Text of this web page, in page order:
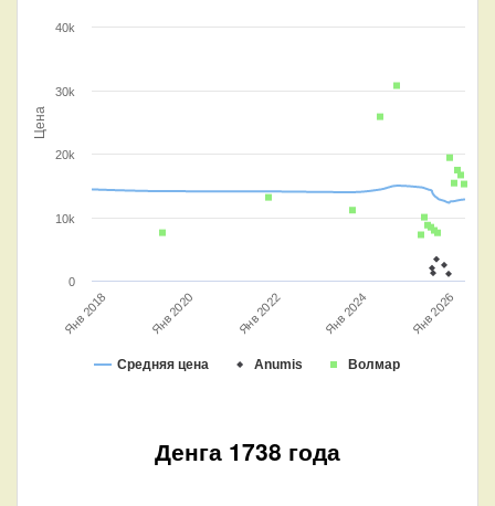
Цена
Средняя цена Anumis Волмар
Янв 2018 Янв 2020 Янв 2022 Янв 2024 Янв 2026
0
10k
20k
30k
40k
Денга 1738 года